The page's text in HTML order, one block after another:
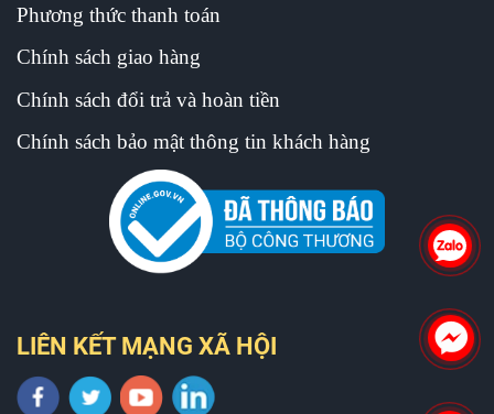
Phương thức thanh toán
Chính sách giao hàng
Chính sách đổi trả và hoàn tiền
Chính sách bảo mật thông tin khách hàng
LIÊN KẾT MẠNG XÃ HỘI